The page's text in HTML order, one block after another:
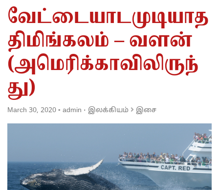
வேட்டையாடமுடியாத
திமிங்கலம் – வளன்
(அமெரிக்காவிலிருந்
து)
March 30, 2020 - admin · இலக்கியம் இசை